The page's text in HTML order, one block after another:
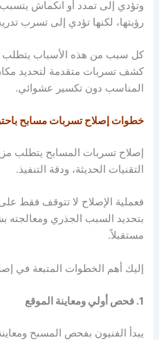
وتؤدي إلى تمدد أو انكماش
رؤيتها، لكنها تؤدي إلى تسرب
كل سبب من هذه الأسباب يتطلب
كشف تسربات متقدمة لتحديد
المناسب دون تكسير عشوائي.
خطوات إصلاح تسربات مسابح
إصلاح تسربات المسابح يتطلب
التقنيات الحديثة، ودقة التنفيذ.
فعملية الإصلاح لا تتوقف فقط
بتحديد السبب الجذري ومعالجته
مستقبلاً.
إليك أهم الخطوات المتبعة في
1. فحص أولي ومعاينة الموقع
يبدأ الفنيون بفحص المسبح